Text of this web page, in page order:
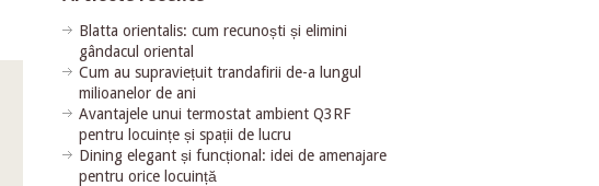
Blatta orientalis: cum recunoști și elimini
gândacul oriental
Cum au supraviețuit trandafirii de-a lungul
milioanelor de ani
Avantajele unui termostat ambient Q3RF
pentru locuințe și spații de lucru
Dining elegant și funcțional: idei de amenajare
pentru orice locuință